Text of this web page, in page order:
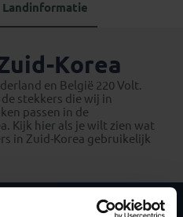
Landinformatie
Korea
en België 220 Volt.
stekkers die wij in
passen in de
Kijk hier als je wilt zien wat
in Zuid-Korea gebruikelijk